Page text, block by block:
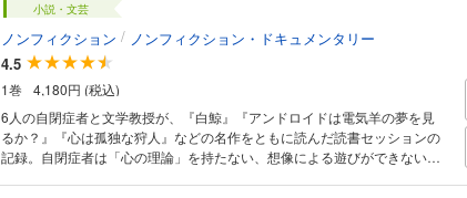
小説・文芸
ノンフィクション / ノンフィクション・ドキュメンタリー
4.5
1巻
4,180円 (税込)
6人の自閉症者と文学教授が、『白鯨』『アンドロイドは電気羊の夢を見
るか？』『心は孤独な狩人』などの名作をともに読んだ読書セッションの
記録。自閉症者は「心の理論」を持たない、想像による遊びができないと